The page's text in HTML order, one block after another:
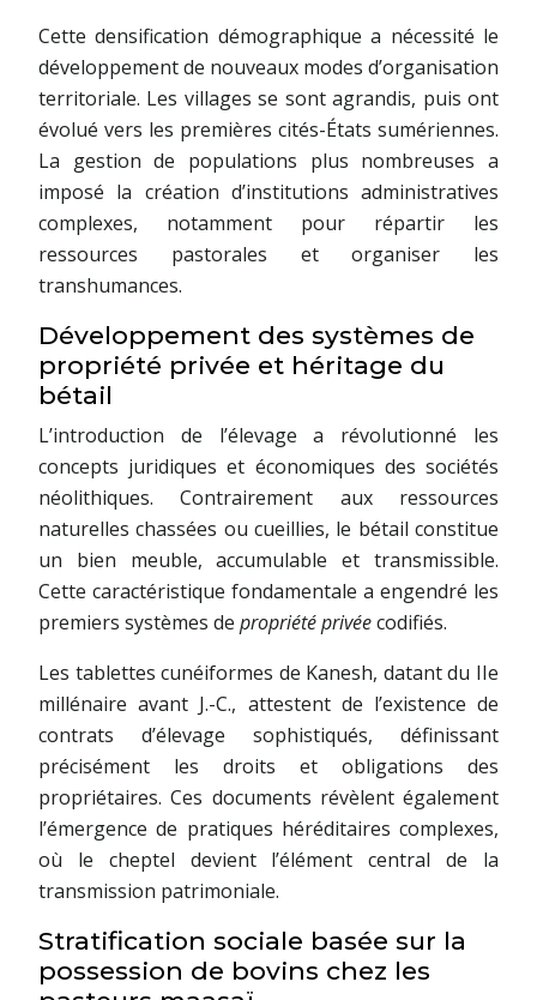
Cette densification démographique a nécessité le
développement de nouveaux modes d’organisation
territoriale. Les villages se sont agrandis, puis ont
évolué vers les premières cités-États sumériennes.
La gestion de populations plus nombreuses a
imposé la création d’institutions administratives
complexes, notamment pour répartir les
ressources pastorales et organiser les
transhumances.
Développement des systèmes de
propriété privée et héritage du
bétail
L’introduction de l’élevage a révolutionné les
concepts juridiques et économiques des sociétés
néolithiques. Contrairement aux ressources
naturelles chassées ou cueillies, le bétail constitue
un bien meuble, accumulable et transmissible.
Cette caractéristique fondamentale a engendré les
premiers systèmes de propriété privéecodifiés.
Les tablettes cunéiformes de Kanesh, datant du IIe
millénaire avant J.-C., attestent de l’existence de
contrats d’élevage sophistiqués, définissant
précisément les droits et obligations des
propriétaires. Ces documents révèlent également
l’émergence de pratiques héréditaires complexes,
où le cheptel devient l’élément central de la
transmission patrimoniale.
Stratification sociale basée sur la
possession de bovins chez les